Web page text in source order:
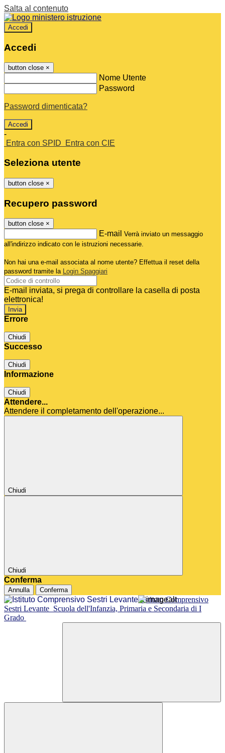
Salta al contenuto
Accedi
Accedi
button close ×
Nome Utente
Password
Password dimenticata?
-
Entra con SPID
Entra con CIE
Seleziona utente
button close ×
Recupero password
button close ×
E-mail Verrà inviato un messaggio
all'indirizzo indicato con le istruzioni necessarie.
Non hai una e-mail associata al nome utente? Effettua il reset della
password tramite la Login Spaggiari
E-mail inviata, si prega di controllare la casella di posta
elettronica!
Errore
Chiudi
Successo
Chiudi
Informazione
Chiudi
Attendere...
Attendere il completamento dell'operazione...
Chiudi
Chiudi
Conferma
Annulla Conferma
Istituto Comprensivo
Sestri Levante Scuola dell'Infanzia, Primaria e Secondaria di I
Grado